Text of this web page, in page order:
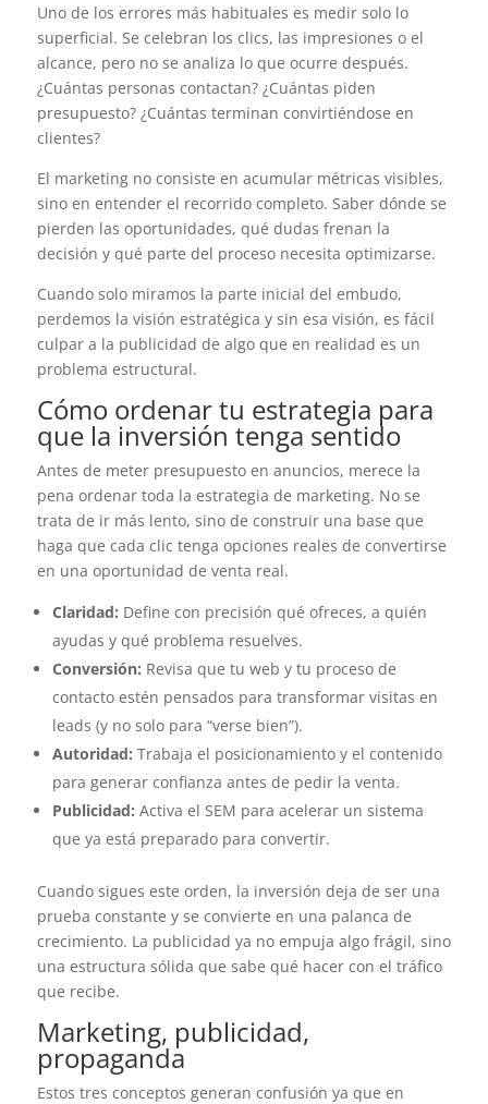
Uno de los errores más habituales es medir solo lo
superficial. Se celebran los clics, las impresiones o el
alcance, pero no se analiza lo que ocurre después.
¿Cuántas personas contactan? ¿Cuántas piden
presupuesto? ¿Cuántas terminan convirtiéndose en
clientes?
El marketing no consiste en acumular métricas visibles,
sino en entender el recorrido completo. Saber dónde se
pierden las oportunidades, qué dudas frenan la
decisión y qué parte del proceso necesita optimizarse.
Cuando solo miramos la parte inicial del embudo,
perdemos la visión estratégica y sin esa visión, es fácil
culpar a la publicidad de algo que en realidad es un
problema estructural.
Cómo ordenar tu estrategia para
que la inversión tenga sentido
Antes de meter presupuesto en anuncios, merece la
pena ordenar toda la estrategia de marketing. No se
trata de ir más lento, sino de construir una base que
haga que cada clic tenga opciones reales de convertirse
en una oportunidad de venta real.
Claridad: Define con precisión qué ofreces, a quién
ayudas y qué problema resuelves.
Conversión: Revisa que tu web y tu proceso de
contacto estén pensados para transformar visitas en
leads (y no solo para “verse bien”).
Autoridad: Trabaja el posicionamiento y el contenido
para generar confianza antes de pedir la venta.
Publicidad: Activa el SEM para acelerar un sistema
que ya está preparado para convertir.
Cuando sigues este orden, la inversión deja de ser una
prueba constante y se convierte en una palanca de
crecimiento. La publicidad ya no empuja algo frágil, sino
una estructura sólida que sabe qué hacer con el tráfico
que recibe.
Marketing, publicidad,
propaganda
Estos tres conceptos generan confusión ya que en